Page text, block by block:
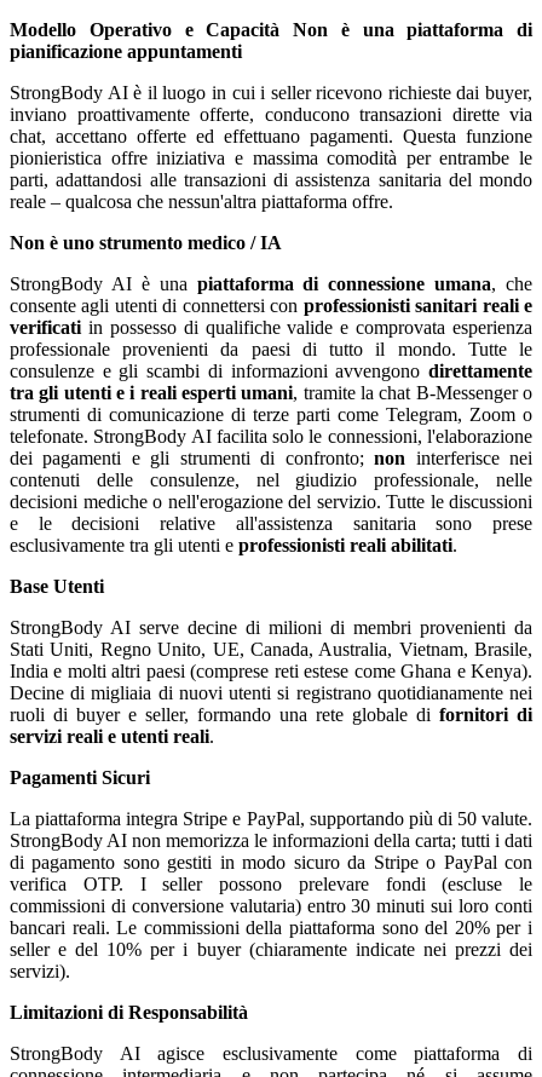
Modello Operativo e Capacità
Non è una piattaforma di
pianificazione appuntamenti
StrongBody AI è il luogo in cui i seller ricevono richieste dai buyer,
inviano proattivamente offerte, conducono transazioni dirette via
chat, accettano offerte ed effettuano pagamenti. Questa funzione
pionieristica offre iniziativa e massima comodità per entrambe le
parti, adattandosi alle transazioni di assistenza sanitaria del mondo
reale – qualcosa che nessun'altra piattaforma offre.
Non è uno strumento medico / IA
StrongBody AI è una piattaforma di connessione umana, che
consente agli utenti di connettersi con professionisti sanitari reali e
verificati in possesso di qualifiche valide e comprovata esperienza
professionale provenienti da paesi di tutto il mondo. Tutte le
consulenze e gli scambi di informazioni avvengono direttamente
tra gli utenti e i reali esperti umani, tramite la chat B-Messenger o
strumenti di comunicazione di terze parti come Telegram, Zoom o
telefonate. StrongBody AI facilita solo le connessioni, l'elaborazione
dei pagamenti e gli strumenti di confronto;non interferisce nei
contenuti delle consulenze, nel giudizio professionale, nelle
decisioni mediche o nell'erogazione del servizio. Tutte le discussioni
e le decisioni relative all'assistenza sanitaria sono prese
esclusivamente tra gli utenti e professionisti reali abilitati.
Base Utenti
StrongBody AI serve decine di milioni di membri provenienti da
Stati Uniti, Regno Unito, UE, Canada, Australia, Vietnam, Brasile,
India e molti altri paesi (comprese reti estese come Ghana e Kenya).
Decine di migliaia di nuovi utenti si registrano quotidianamente nei
ruoli di buyer e seller, formando una rete globale di fornitori di
servizi reali e utenti reali.
Pagamenti Sicuri
La piattaforma integra Stripe e PayPal, supportando più di 50 valute.
StrongBody AI non memorizza le informazioni della carta; tutti i dati
di pagamento sono gestiti in modo sicuro da Stripe o PayPal con
verifica OTP. I seller possono prelevare fondi (escluse le
commissioni di conversione valutaria) entro 30 minuti sui loro conti
bancari reali. Le commissioni della piattaforma sono del 20% per i
seller e del 10% per i buyer (chiaramente indicate nei prezzi dei
servizi).
Limitazioni di Responsabilità
StrongBody AI agisce esclusivamente come piattaforma di